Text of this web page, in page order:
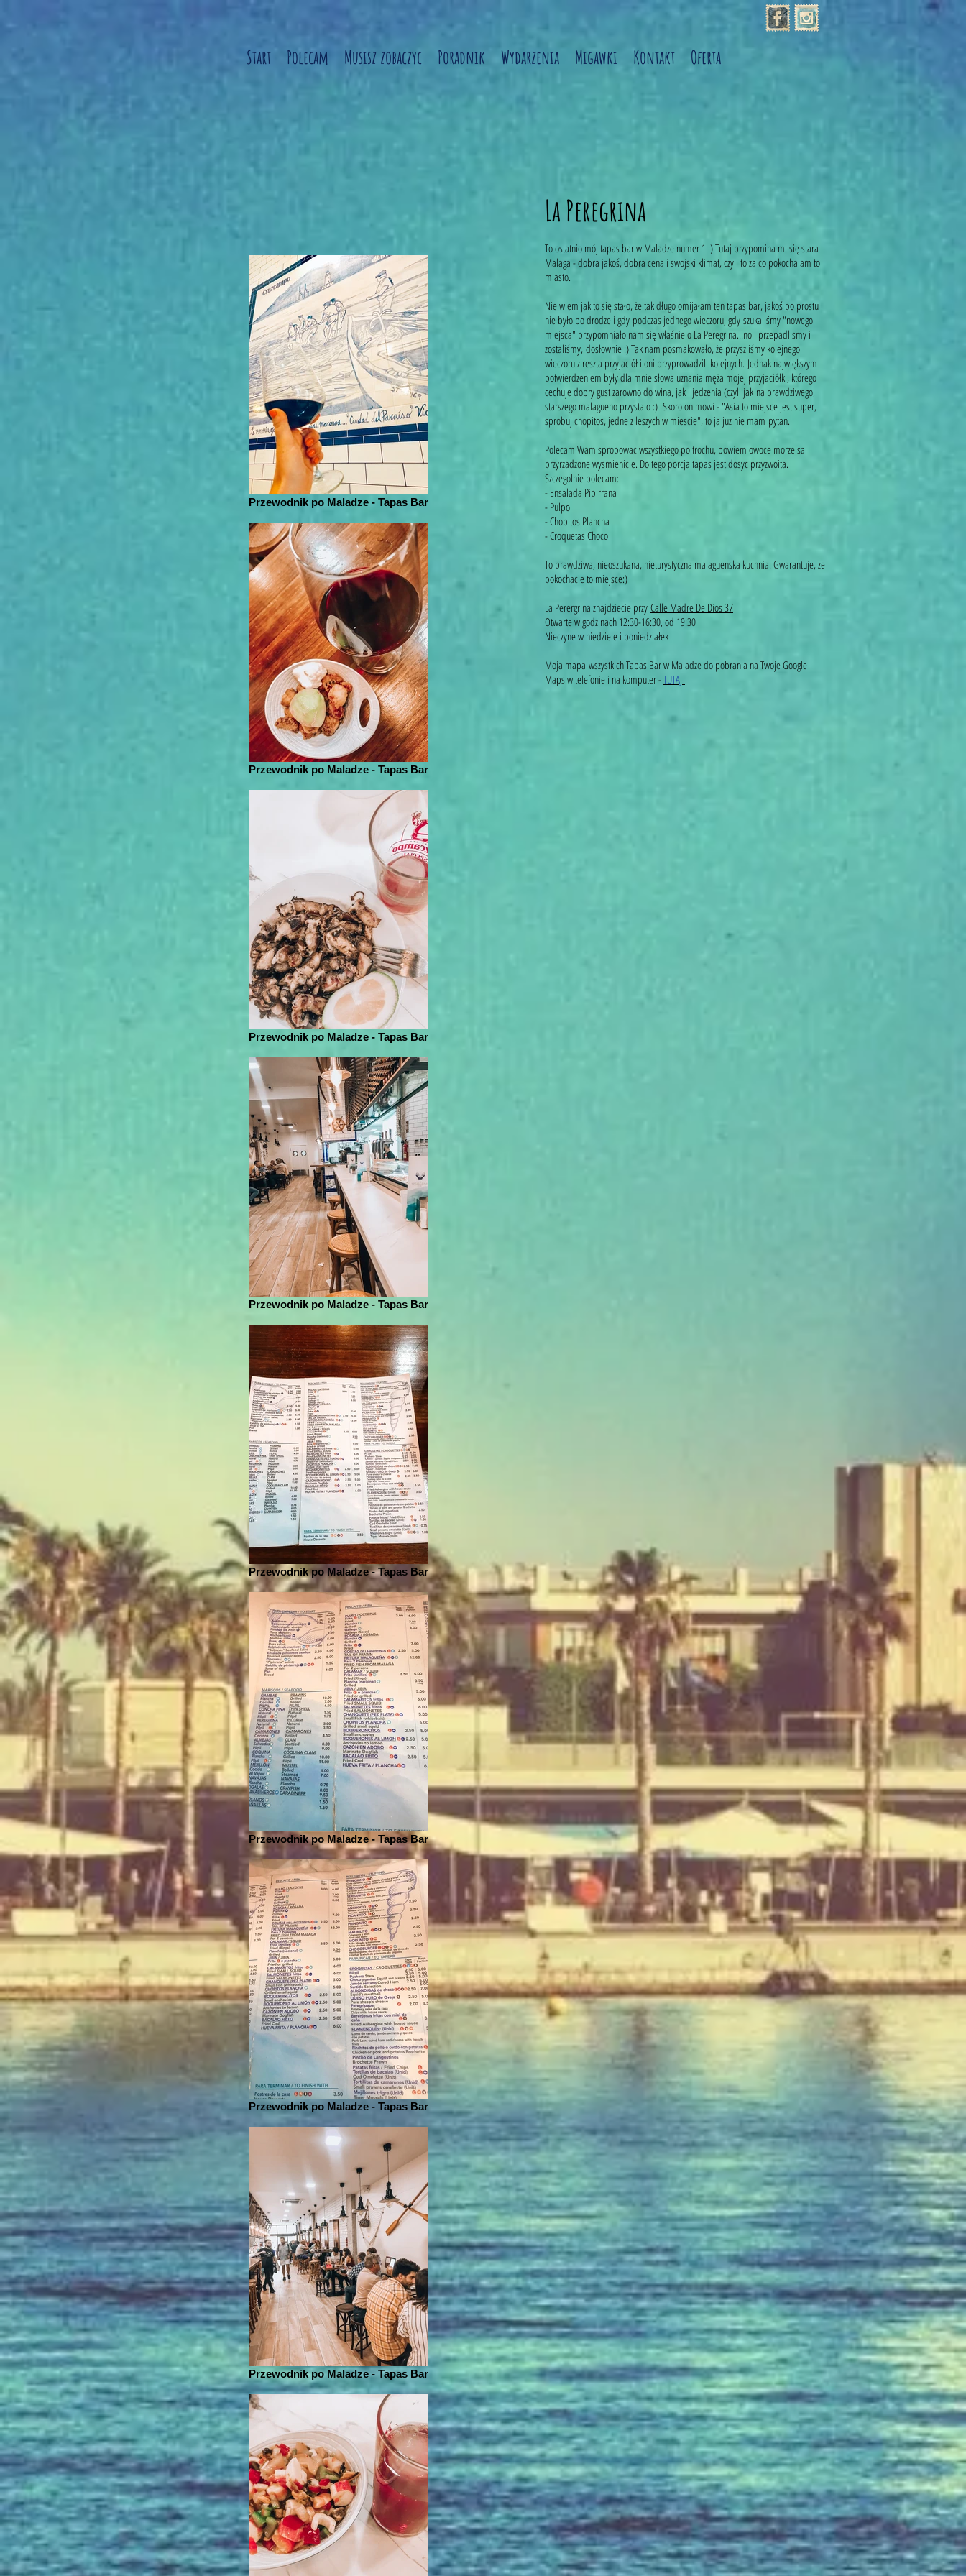
Start Polecam Musisz zobaczyc Poradnik Wydarzenia Migawki Kontakt Oferta
La Peregrina
Przewodnik po Maladze - Tapas Bar
Przewodnik po Maladze - Tapas Bar
Przewodnik po Maladze - Tapas Bar
Przewodnik po Maladze - Tapas Bar
Przewodnik po Maladze - Tapas Bar
Przewodnik po Maladze - Tapas Bar
Przewodnik po Maladze - Tapas Bar
Przewodnik po Maladze - Tapas Bar
To ostatnio mój tapas bar w Maladze numer 1 :) Tutaj przypomina mi się stara
Malaga - dobra jakoś, dobra cena i swojski klimat, czyli to za co pokochalam to
miasto.
Nie wiem jak to się stało, że tak długo omijałam ten tapas bar, jakoś po prostu
nie było po drodze i gdy podczas jednego wieczoru, gdy szukaliśmy "nowego
miejsca" przypomniało nam się właśnie o La Peregrina...no i przepadlismy i
zostaliśmy, dosłownie :) Tak nam posmakowało, że przyszliśmy kolejnego
wieczoru z reszta przyjaciół i oni przyprowadzili kolejnych. Jednak największym
potwierdzeniem były dla mnie słowa uznania męża mojej przyjaciółki, którego
cechuje dobry gust zarowno do wina, jak i jedzenia (czyli jak na prawdziwego,
starszego malagueno przystalo :) Skoro on mowi - "Asia to miejsce jest super,
sprobuj chopitos, jedne z leszych w miescie", to ja juz nie mam pytan.
Polecam Wam sprobowac wszystkiego po trochu, bowiem owoce morze sa
przyrzadzone wysmienicie. Do tego porcja tapas jest dosyc przyzwoita.
Szczegolnie polecam:
- Ensalada Pipirrana
- Pulpo
- Chopitos Plancha
- Croquetas Choco
To prawdziwa, nieoszukana, nieturystyczna malaguenska kuchnia. Gwarantuje, ze
pokochacie to miejsce:)
La Perergrina znajdziecie przy Calle Madre De Dios 37
Otwarte w godzinach 12:30-16:30, od 19:30
Nieczyne w niedziele i poniedziałek
Moja mapa wszystkich Tapas Bar w Maladze do pobrania na Twoje Google
Maps w telefonie i na komputer -TUTAJ